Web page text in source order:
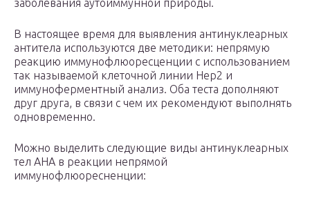
заболевания аутоиммунной природы.
В настоящее время для выявления антинуклеарных
антитела используются две методики: непрямую
реакцию иммунофлюоресценции с использованием
так называемой клеточной линии Нер2 и
иммуноферментный анализ. Оба теста дополняют
друг друга, в связи с чем их рекомендуют выполнять
одновременно.
Можно выделить следующие виды антинуклеарных
тел АНА в реакции непрямой
иммунофлюоресненции: